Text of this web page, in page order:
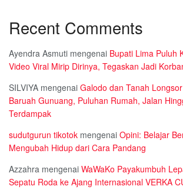
Recent Comments
Ayendra Asmuti mengenai Bupati Lima Puluh
Video Viral Mirip Dirinya, Tegaskan Jadi
SILVIYA mengenai Galodo dan Tanah
Baruah Gunuang, Puluhan Rumah, Jalan
Terdampak
sudutgurun tikotok mengenai Opini: Belajar
Mengubah Hidup dari Cara Pandang
Azzahra mengenai WaWaKo Payakumbuh
Sepatu Roda ke Ajang Internasional VERKA